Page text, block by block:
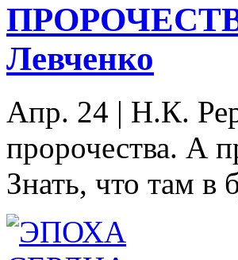
Левченко
Апр. 24 | Н.К.
пророчества. А
Знать, что там в